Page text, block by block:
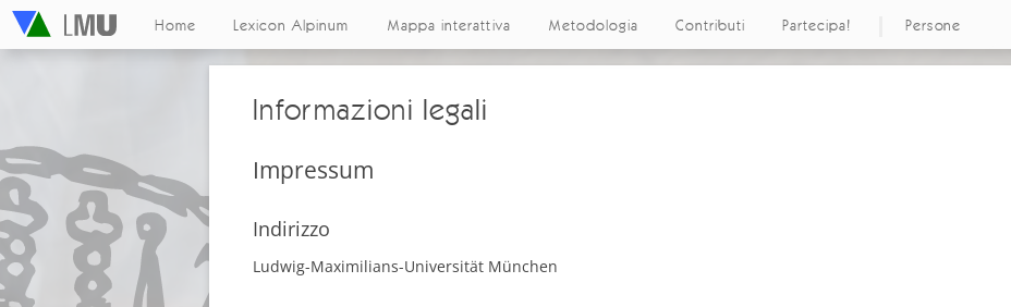
Home Lexicon Alpinum Mappa interattiva Metodologia Contributi Partecipa! Persone
Informazioni legali
Impressum
Indirizzo
Ludwig-Maximilians-Universität München